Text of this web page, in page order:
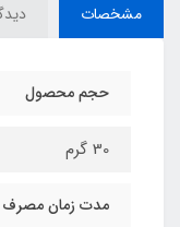
مشخصات
حجم محصول
30 گرم
مدت زمان مصرف